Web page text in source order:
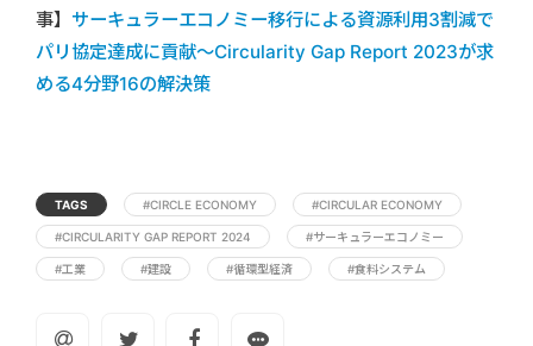
事】 サーキュラーエコノミー移行による資源利用3割減で
パリ協定達成に貢献～Circularity Gap Report 2023が求
める4分野16の解決策
TAGS #CIRCLE ECONOMY #CIRCULAR ECONOMY
#CIRCULARITY GAP REPORT 2024 #サーキュラーエコノミー
#工業 #建設 #循環型経済 #食料システム